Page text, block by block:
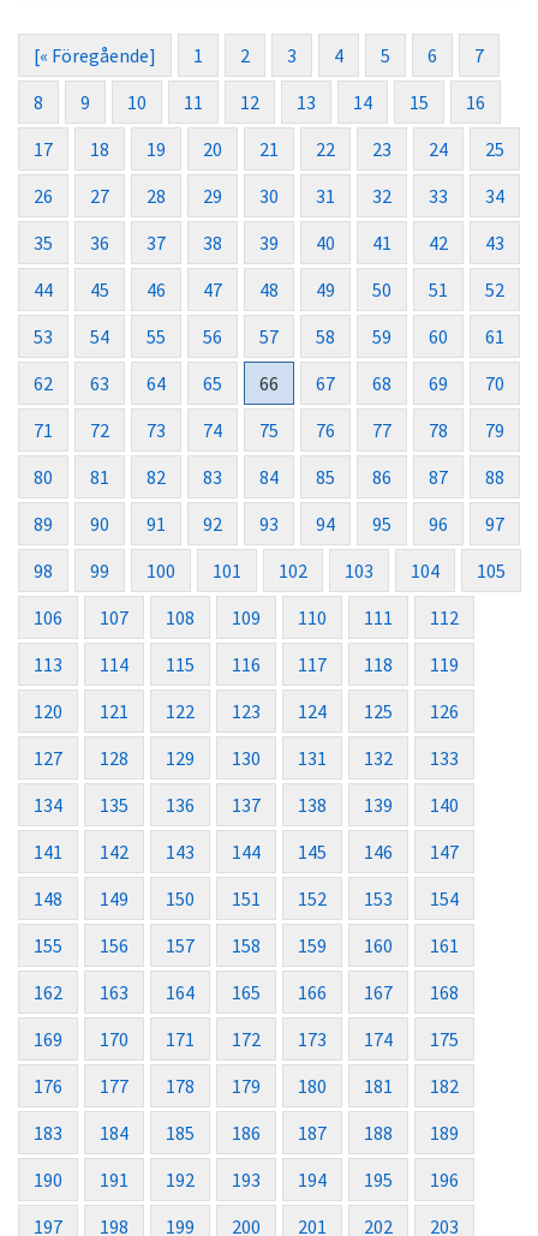
[« Föregående] 1 2 3 4 5 6
7
8
9 10 11 12 13 14 15
16
17
18 19 20 21 22 23 24
25
26
27 28 29 30 31 32 33
34
35
36 37 38 39 40 41 42
43
44
45 46 47 48 49 50 51
52
53
54 55 56 57 58 59 60
61
62
63 64 65 66 67 68 69
70
71
72 73 74 75 76 77 78
79
80
81 82 83 84 85 86 87
88
89
90 91 92 93 94 95 96
97
98
99 100 101 102 103 104
105
106
107 108 109 110 111
112
113
114 115 116 117 118
119
120
121 122 123 124 125
126
127
128 129 130 131 132
133
134
135 136 137 138 139
140
141
142 143 144 145 146
147
148
149 150 151 152 153
154
155
156 157 158 159 160
161
162
163 164 165 166 167
168
169
170 171 172 173 174
175
176
177 178 179 180 181
182
183
184 185 186 187 188
189
190
191 192 193 194 195
196
197
198 199 200 201 202 203